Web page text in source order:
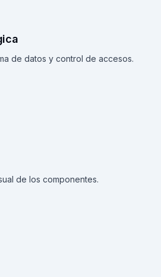
de datos y control de accesos.
de los componentes.